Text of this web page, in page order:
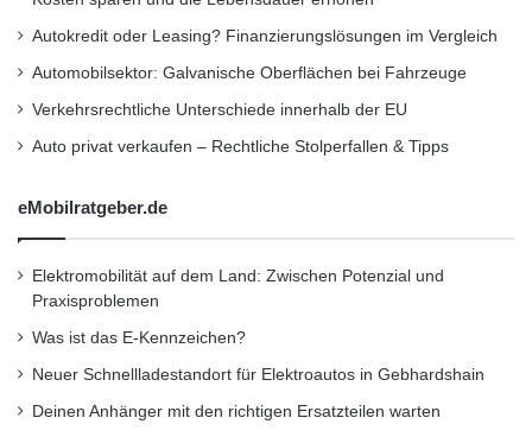
Veranstaltungstribüne auf dem „neuen“
Skid Pad.
Gegen 14:00 Uhr: Offizielle Begrüßung mit
Opel-Chef Dr. Karl-Thomas Neumann auf
der großen Bühne auf dem „neuen“ Skid
Pad.
Ausstellungen zu Themen wie „Testen in
und Historie der Achsentwicklung.
Ausstellung zahlreicher Oldtimer aus fünf
g
n
Autokredit oder Leasing? Finanzierungslösungen im Vergleich
Automobilsektor: Galvanische Oberflächen bei Fahrzeuge
Verkehrsrechtliche Unterschiede innerhalb der EU
Auto privat verkaufen – Rechtliche Stolperfallen & Tipps
eMobilratgeber.de
Elektromobilität auf dem Land: Zwischen Potenzial und
Praxisproblemen
Was ist das E-Kennzeichen?
Neuer Schnellladestandort für Elektroautos in Gebhardshain
Deinen Anhänger mit den richtigen Ersatzteilen warten